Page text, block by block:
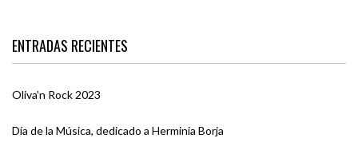
ENTRADAS RECIENTES
Oliva’n Rock 2023
Día de la Música, dedicado a Herminia Borja